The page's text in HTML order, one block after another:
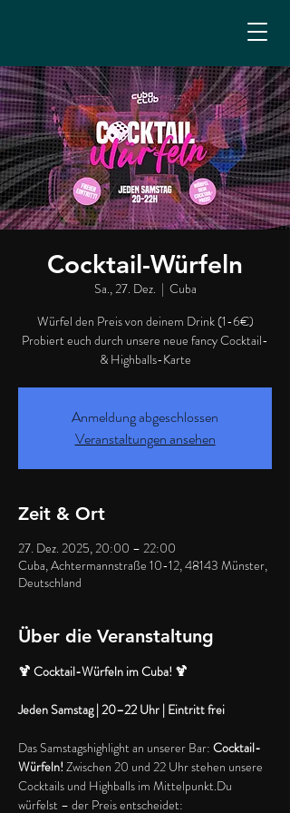
Cocktail-Würfeln
Sa., 27. Dez.
  |
Cuba
Würfel den Preis von deinem Drink (1-6€)
Probiert euch durch unsere neue fancy Cocktail-
& Highballs-Karte
Anmeldung abgeschlossen
Veranstaltungen ansehen
Zeit & Ort
27. Dez. 2025, 20:00 – 22:00
Cuba, Achtermannstraße 10-12, 48143 Münster,
Deutschland
Über die Veranstaltung
🍹 Cocktail-Würfeln im Cuba! 🍹
Jeden Samstag | 20–22 Uhr | Eintritt frei
Das Samstagshighlight an unserer Bar: Cocktail-
Würfeln! Zwischen 20 und 22 Uhr stehen unsere
Cocktails und Highballs im Mittelpunkt.Du
würfelst – der Preis entscheidet: